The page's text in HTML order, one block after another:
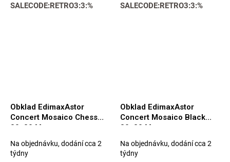
SALECODE:RETRO3:3:%
Obklad EdimaxAstor
Concert Mosaico Chess
30x30 Matt.
Na objednávku, dodání cca 2
týdny
SALECODE:RETRO3:3:%
Obklad EdimaxAstor
Concert Mosaico Black
30x30 Matt.
Na objednávku, dodání cca 2
týdny